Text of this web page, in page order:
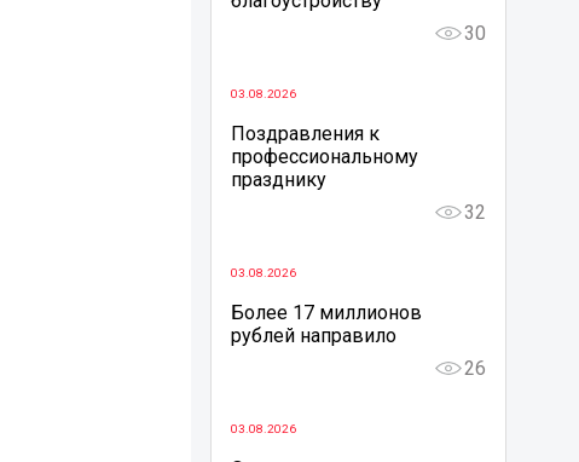
30
03.08.2026
Поздравления к
профессиональному
празднику
32
03.08.2026
Более 17 миллионов
рублей направило
26
03.08.2026